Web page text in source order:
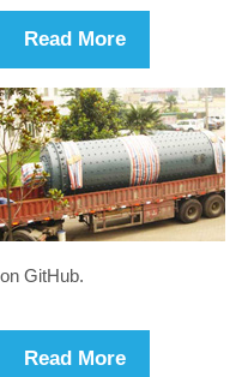
Read More
on GitHub.
Read More